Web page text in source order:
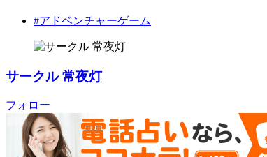
#アドベンチャーゲーム
サークル 常夜灯
フォロー